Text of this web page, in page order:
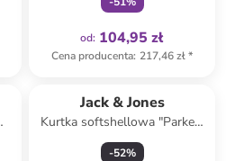
od: 104,95 zł
Cena producenta: 217,46 zł*
Jack & Jones
Kurtka softshellowa "Parker"
w kolorze granatowym
-52%